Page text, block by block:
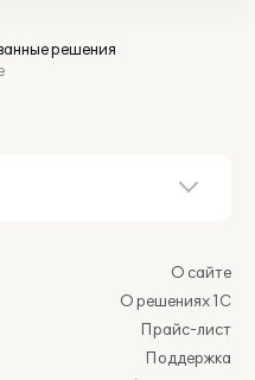
решения
О сайте
О решениях 1С
Прайс-лист
Поддержка